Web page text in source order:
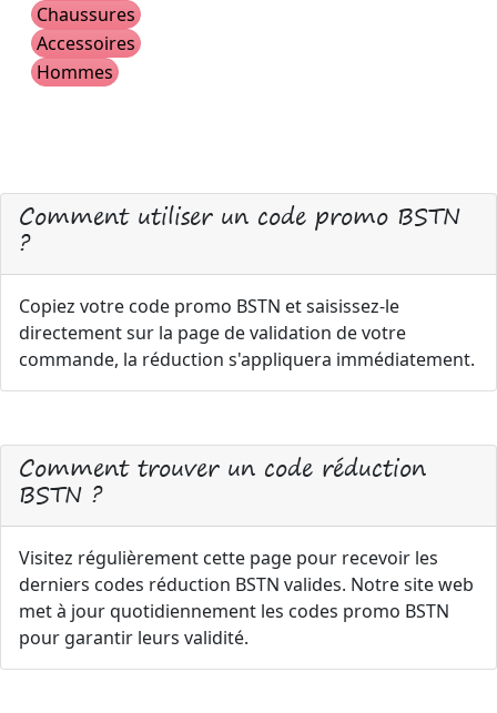
Chaussures
Accessoires
Hommes
Comment utiliser un code promo BSTN
?
Copiez votre code promo BSTN et saisissez-le
directement sur la page de validation de votre
commande, la réduction s'appliquera immédiatement.
Comment trouver un code réduction
BSTN ?
Visitez régulièrement cette page pour recevoir les
derniers codes réduction BSTN valides. Notre site web
met à jour quotidiennement les codes promo BSTN
pour garantir leurs validité.